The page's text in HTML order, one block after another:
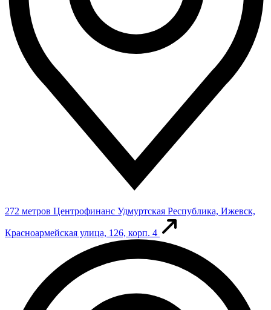
272 метров Центрофинанс Удмуртская Республика, Ижевск,
Красноармейская улица, 126, корп. 4